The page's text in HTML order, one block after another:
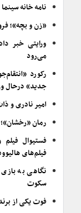
نامه خانه
«زن و بچه»؛
ورایتی خبر
می‌رود
رکورد
جدید» درحال
امیر نادری و
رمان
فیلم‌های
نگاهی به
سکوت
فوت یکی از